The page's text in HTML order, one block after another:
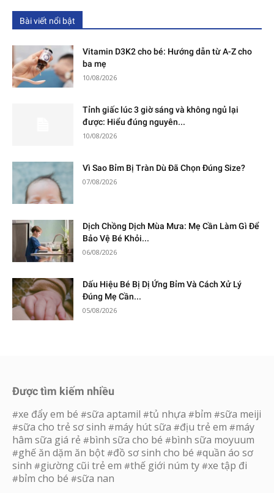
Bài viết nổi bật
Vitamin D3K2 cho bé: Hướng dẫn từ A-Z cho
ba mẹ
10/08/2026
Tỉnh giấc lúc 3 giờ sáng và không ngủ lại
được: Hiểu đúng nguyên...
10/08/2026
Vì Sao Bỉm Bị Tràn Dù Đã Chọn Đúng Size?
07/08/2026
Dịch Chồng Dịch Mùa Mưa: Mẹ Cần Làm Gì Để
Bảo Vệ Bé Khỏi...
06/08/2026
Dấu Hiệu Bé Bị Dị Ứng Bỉm Và Cách Xử Lý
Đúng Mẹ Cần...
05/08/2026
Được tìm kiếm nhiều
#xe đẩy em bé #sữa aptamil #tủ nhựa #bỉm #sữa meiji
#sữa cho trẻ sơ sinh #máy hút sữa #địu trẻ em #máy
hâm sữa giá rẻ #bình sữa cho bé #bình sữa moyuum
#ghế ăn dặm ăn bột #đồ sơ sinh cho bé #quần áo sơ
sinh #giường cũi trẻ em #thế giới núm ty #xe tập đi
#bỉm cho bé #sữa nan